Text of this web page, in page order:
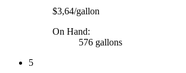
$3,64/gallon
On Hand:
576 gallons
5